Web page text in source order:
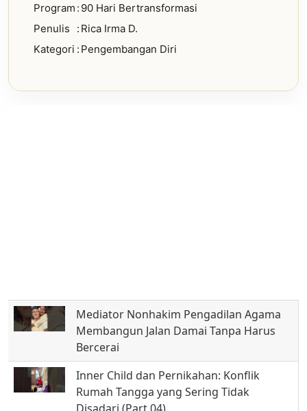
Program : 90 Hari Bertransformasi
Penulis
: Rica Irma D.
Kategori : Pengembangan Diri
Mediator Nonhakim Pengadilan Agama
Membangun Jalan Damai Tanpa Harus
Bercerai
Inner Child dan Pernikahan: Konflik
Rumah Tangga yang Sering Tidak